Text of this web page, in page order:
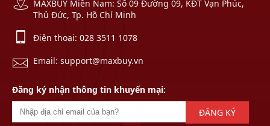
MAXBUY Miền Nam: Số 09 Đường 09, KĐT Vạn Phúc,
Thủ Đức, Tp. Hồ Chí Minh
Điện thoại: 028 3511 1078
Email: support@maxbuy.vn
Đăng ký nhận thông tin khuyến mại:
ĐĂNG KÝ